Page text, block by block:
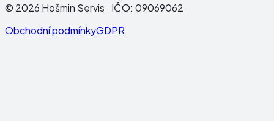
© 2026 Hošmin Servis · IČO: 09069062
Obchodní podmínkyGDPR